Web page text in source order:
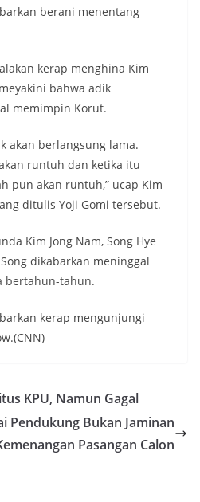
berani menentang
kerap menghina Kim
bahwa adik
memimpin Korut.
akan berlangsung lama.
runtuh dan ketika itu
pun akan runtuh,” ucap Kim
ditulis Yoji Gomi tersebut.
Kim Jong Nam, Song Hye
dikabarkan meninggal
bertahun-tahun.
kerap mengunjungi
KPU, Namun Gagal
Pendukung Bukan Jaminan
Pasangan Calon